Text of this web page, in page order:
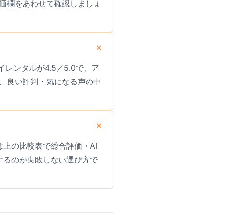
欄をあわせて確認しましょ
レンタルが4.5／5.0で、ア
良い評判・気になる声の中
の比較表で総合評価・AI
のが失敗しない選び方で